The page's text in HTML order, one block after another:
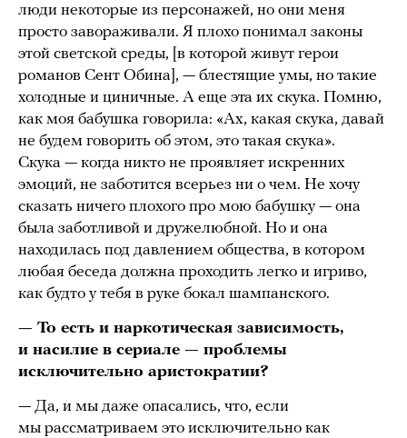
люди некоторые из персонажей, но они меня
просто завораживали. Я плохо понимал законы
этой светской среды, [в которой живут герои
романов Сент Обина], — блестящие умы, но такие
холодные и циничные. А еще эта их скука. Помню,
как моя бабушка говорила: «Ах, какая скука, давай
не будем говорить об этом, это такая скука».
Скука — когда никто не проявляет искренних
эмоций, не заботится всерьез ни о чем. Не хочу
сказать ничего плохого про мою бабушку — она
была заботливой и дружелюбной. Но и она
находилась под давлением общества, в котором
любая беседа должна проходить легко и игриво,
как будто у тебя в руке бокал шампанского.
— То есть и наркотическая зависимость,
и насилие в сериале — проблемы
исключительно аристократии?
— Да, и мы даже опасались, что, если
мы рассматриваем это исключительно как